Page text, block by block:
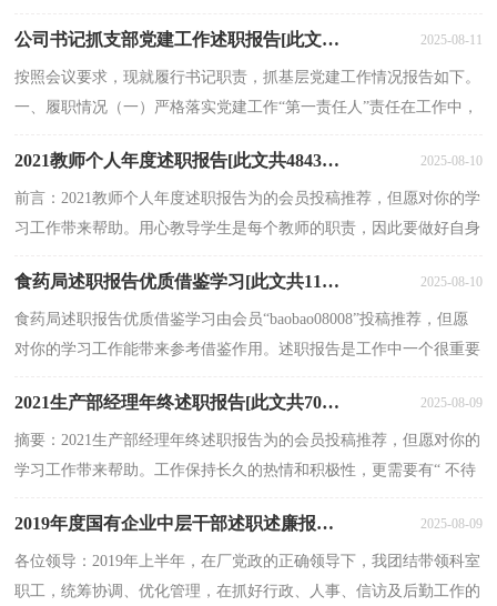
公司书记抓支部党建工作述职报告[此文共2275字] 2025-08-11
按照会议要求，现就履行书记职责，抓基层党建工作情况报告如下。
一、履职情况（一）严格落实党建工作“第一责任人”责任在工作中，
2021教师个人年度述职报告[此文共4843字] 2025-08-10
前言：2021教师个人年度述职报告为的会员投稿推荐，但愿对你的学
习工作带来帮助。用心教导学生是每个教师的职责，因此要做好自身
食药局述职报告优质借鉴学习[此文共11093字] 2025-08-10
食药局述职报告优质借鉴学习由会员“baobao08008”投稿推荐，但愿
对你的学习工作能带来参考借鉴作用。述职报告是工作中一个很重要
2021生产部经理年终述职报告[此文共7092字] 2025-08-09
摘要：2021生产部经理年终述职报告为的会员投稿推荐，但愿对你的
学习工作带来帮助。工作保持长久的热情和积极性，更需要有“ 不待
2019年度国有企业中层干部述职述廉报告[此文共3385字] 2025-08-09
各位领导：2019年上半年，在厂党政的正确领导下，我团结带领科室
职工，统筹协调、优化管理，在抓好行政、人事、信访及后勤工作的